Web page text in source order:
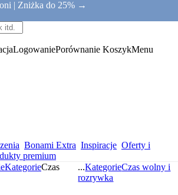
| Zniżka do 25% →
LogowaniePorównanie KoszykMenu
Bonami Extra Inspiracje Oferty i
premium
KategorieCzas
...KategorieCzas wolny i
rozrywka